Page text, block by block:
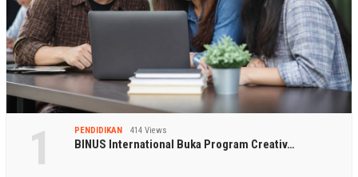
1 PENDIDIKAN 414 Views
BINUS International Buka Program Creativ…